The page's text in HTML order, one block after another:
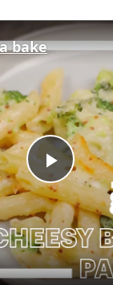
Play
Video
bake